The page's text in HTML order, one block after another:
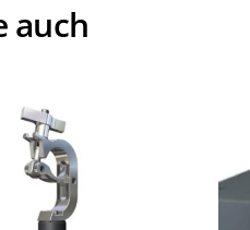
auch